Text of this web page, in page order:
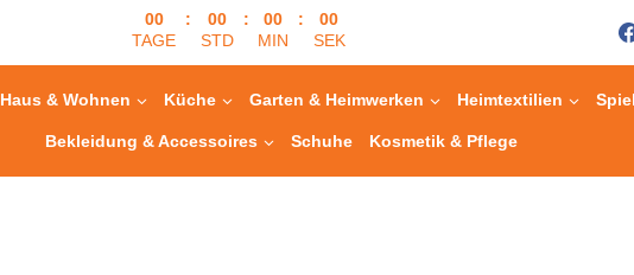
00
TAGE
:
00
STD
:
00
MIN
:
00
SEK
Haus & Wohnen Küche Garten & Heimwerken Heimtextilien
Bekleidung & Accessoires Schuhe Kosmetik & Pflege